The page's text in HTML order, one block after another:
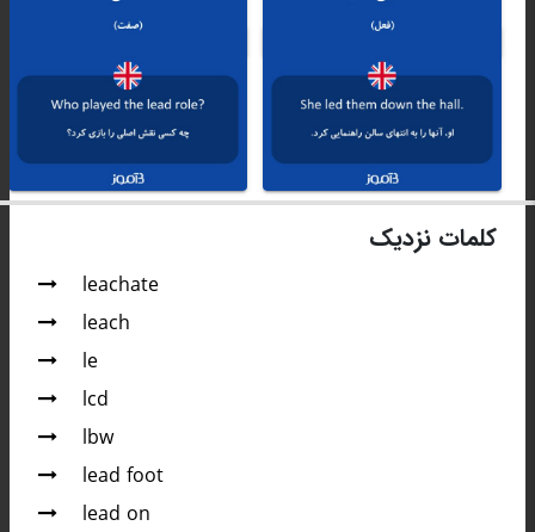
کلمات نزدیک
leachate
leach
le
lcd
lbw
lead foot
lead on